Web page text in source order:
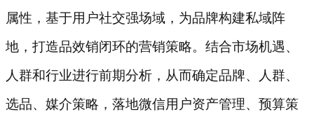
属性，基于用户社交强场域，为品牌构建私域阵
地，打造品效销闭环的营销策略。结合市场机遇、
人群和行业进行前期分析，从而确定品牌、人群、
选品、媒介策略，落地微信用户资产管理、预算策